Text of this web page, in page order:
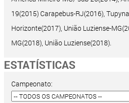
19(2015) Carapebus-RJ(2016),
Horizonte(2017), União Luziense-
MG(2018), União Luziense(2018).
ESTATÍSTICAS
Campeonato: